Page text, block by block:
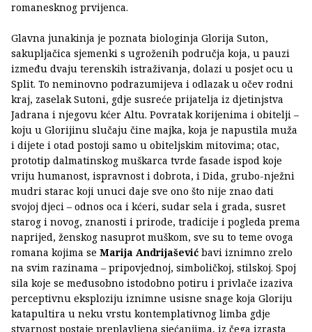
romanesknog prvijenca.
Glavna junakinja je poznata biologinja Glorija Suton,
sakupljačica sjemenki s ugroženih područja koja, u pauzi
između dvaju terenskih istraživanja, dolazi u posjet ocu u
Split. To neminovno podrazumijeva i odlazak u očev rodni
kraj, zaselak Sutoni, gdje susreće prijatelja iz djetinjstva
Jadrana i njegovu kćer Altu. Povratak korijenima i obitelji –
koju u Glorijinu slučaju čine majka, koja je napustila muža
i dijete i otad postoji samo u obiteljskim mitovima; otac,
prototip dalmatinskog muškarca tvrde fasade ispod koje
vriju humanost, ispravnost i dobrota, i Dida, grubo-nježni
mudri starac koji unuci daje sve ono što nije znao dati
svojoj djeci – odnos oca i kćeri, sudar sela i grada, susret
starog i novog, znanosti i prirode, tradicije i pogleda prema
naprijed, ženskog nasuprot muškom, sve su to teme ovoga
romana kojima se Marija Andrijašević bavi iznimno zrelo
na svim razinama – pripovjednoj, simboličkoj, stilskoj. Spoj
sila koje se međusobno istodobno potiru i privlače izaziva
perceptivnu eksploziju iznimne usisne snage koja Gloriju
katapultira u neku vrstu kontemplativnog limba gdje
stvarnost postaje preplavljena sjećanjima, iz čega izrasta